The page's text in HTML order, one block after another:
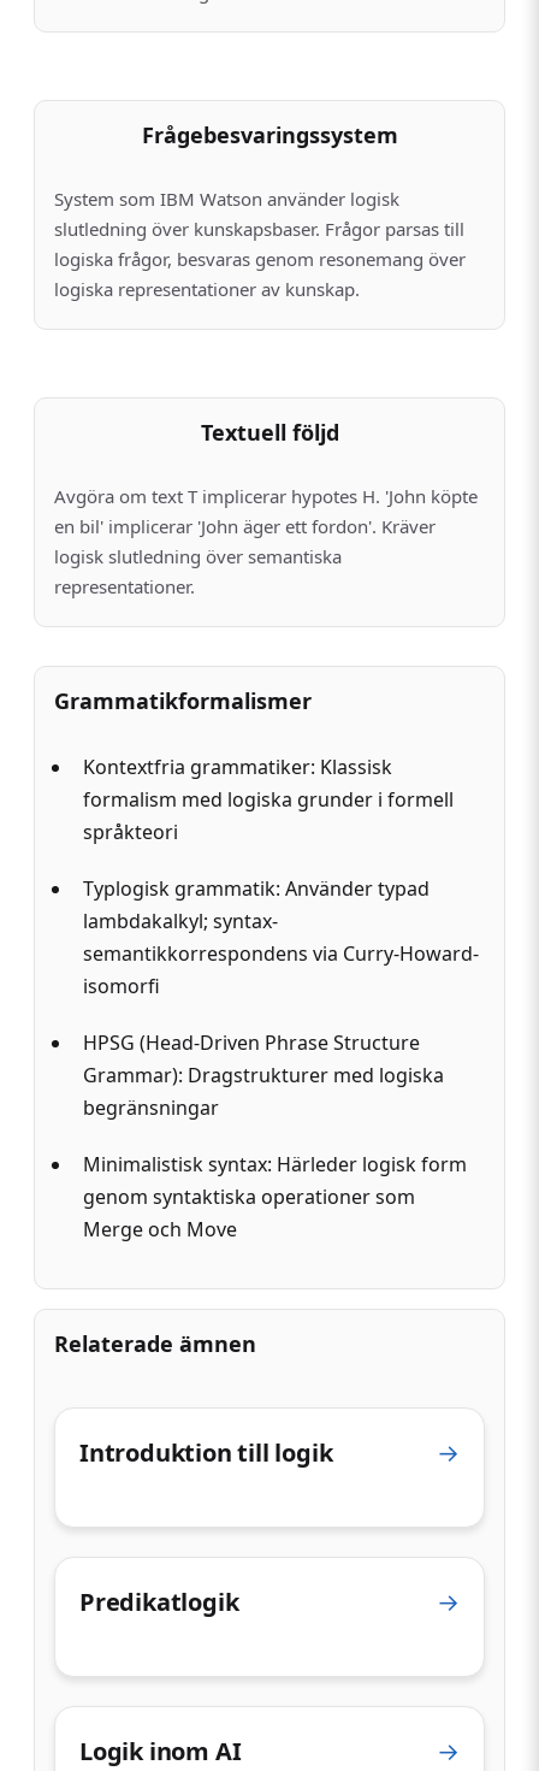
Frågebesvaringssystem
System som IBM Watson använder logisk
slutledning över kunskapsbaser. Frågor parsas till
logiska frågor, besvaras genom resonemang över
logiska representationer av kunskap.
Textuell följd
Avgöra om text T implicerar hypotes H. 'John köpte
en bil' implicerar 'John äger ett fordon'. Kräver
logisk slutledning över semantiska
representationer.
Grammatikformalismer
Kontextfria grammatiker: Klassisk
formalism med logiska grunder i formell
språkteori
Typlogisk grammatik: Använder typad
lambdakalkyl; syntax-
semantikkorrespondens via Curry-Howard-
isomorfi
HPSG (Head-Driven Phrase Structure
Grammar): Drag­strukturer med logiska
begränsningar
Minimalistisk syntax: Härleder logisk form
genom syntaktiska operationer som
Merge och Move
Relaterade ämnen
Introduktion till logik →
Predikatlogik →
Logik inom AI →